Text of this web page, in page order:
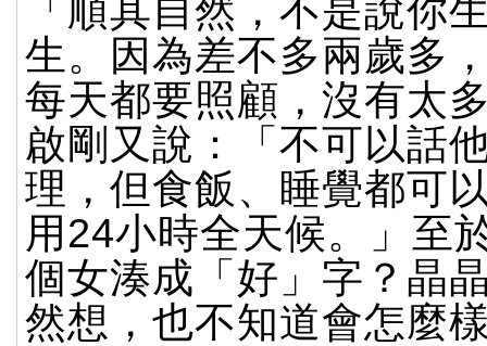
「順其自然，不是說你
生。因為差不多兩歲多
每天都要照顧，沒有太
啟剛又說：「不可以話
理，但食飯、睡覺都可
用24小時全天候。」至
個女湊成「好」字？晶
然想，也不知道會怎麼